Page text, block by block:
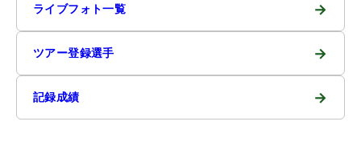
ライブフォト一覧 →
ツアー登録選手 →
記録成績 →